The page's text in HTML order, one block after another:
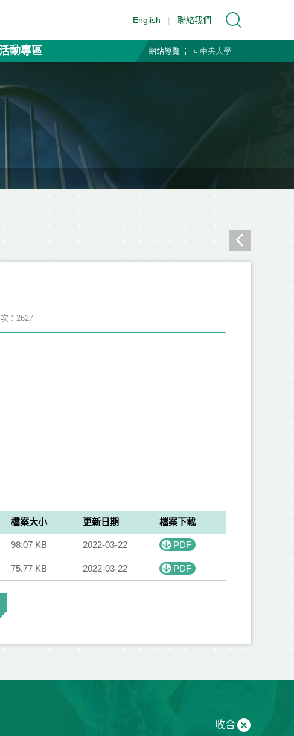
English | 聯絡我們
動專區 網站導覽 回中央大學
：2627
檔案大小 更新日期 檔案下載
98.07 KB 2022-03-22 PDF
75.77 KB 2022-03-22 PDF
收合